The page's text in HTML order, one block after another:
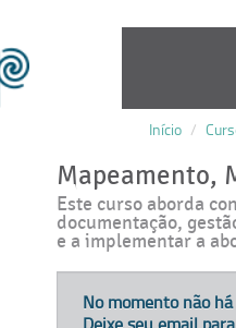
Início /
Mapeamento,
Este curso aborda
documentação,
e a implementar a
No momento não